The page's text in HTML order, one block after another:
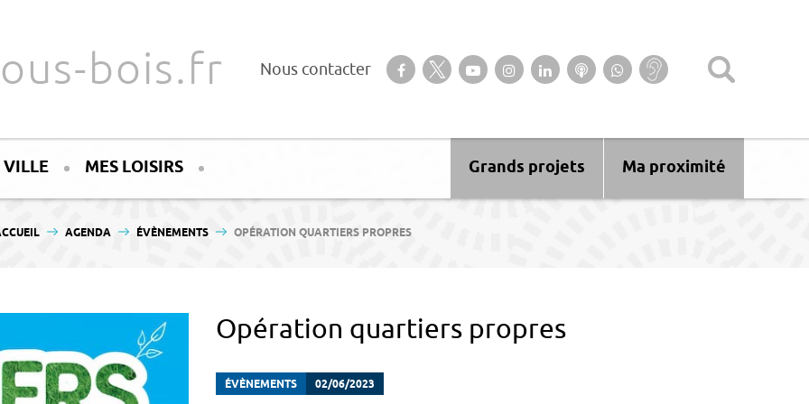
bois.fr Nous contacter Suivez-nous sur notre page Facebook
Suivez-nous sur Twitter
Suivez-nous sur YouTube
Suivez-nous sur Instagram
Retrouvez-nous sur Linkedin
Ecoutez nos Podcasts
Suivez-nous sur
WhatsApp
Baisse
d’audition ?
MES LOISIRS Ma proximité
Grands projets
ÊTES ICI :AGENDA ÉVÈNEMENTS OPÉRATION QUARTIERS PROPRES
Opération quartiers propres
ÉVÈNEMENTS 02/06/2023